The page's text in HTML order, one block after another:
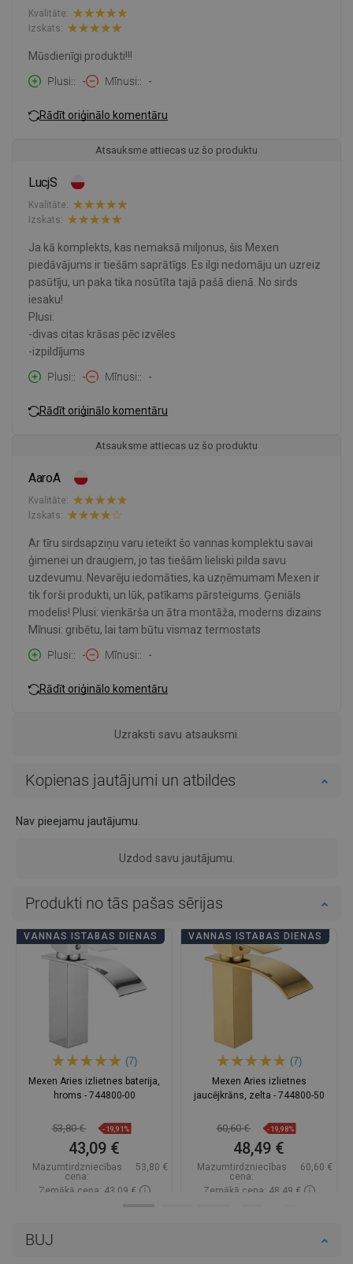
BUJ
Kvalitāte:
Izskats:
Mūsdienīgi produkti!!!
Plusi:
- Mīnusi: -
Rādīt oriģinālo komentāru
Atsauksme attiecas uz šo produktu
LucjS
Kvalitāte:
Izskats:
Ja kā komplekts, kas nemaksā miljonus, šis Mexen
piedāvājums ir tiešām saprātīgs. Es ilgi nedomāju un uzreiz
pasūtīju, un paka tika nosūtīta tajā pašā dienā. No sirds
iesaku!
Plusi:
-divas citas krāsas pēc izvēles
-izpildījums
Plusi:
- Mīnusi: -
Rādīt oriģinālo komentāru
Atsauksme attiecas uz šo produktu
AaroA
Kvalitāte:
Izskats:
Ar tīru sirdsapziņu varu ieteikt šo vannas komplektu savai
ģimenei un draugiem, jo tas tiešām lieliski pilda savu
uzdevumu. Nevarēju iedomāties, ka uzņēmumam Mexen ir
tik forši produkti, un lūk, patīkams pārsteigums. Ģeniāls
modelis! Plusi: vienkārša un ātra montāža, moderns dizains
Mīnusi: gribētu, lai tam būtu vismaz termostats
Plusi:
- Mīnusi: -
Rādīt oriģinālo komentāru
Uzraksti savu atsauksmi.
Kopienas jautājumi un atbildes
Nav pieejamu jautājumu.
Uzdod savu jautājumu.
Produkti no tās pašas sērijas
VANNAS ISTABAS DIENAS
(7)
Mexen Aries izlietnes baterija,
hroms - 744800-00
53,80 € -19,91%
43,09 €
Mazumtirdzniecības
cena:
53,80 €
Zemākā cena: 43,09 €
VANNAS ISTABAS DIENAS
(7)
Mexen Aries izlietnes
jaucējkrāns, zelta - 744800-50
60,60 € -19,98%
48,49 €
Mazumtirdzniecības
cena:
60,60 €
Zemākā cena: 48,49 €